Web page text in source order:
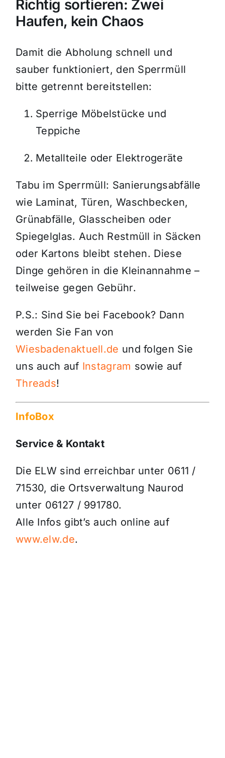
Richtig sortieren: Zwei
Haufen, kein Chaos
Damit die Abholung schnell und
sauber funktioniert, den Sperrmüll
bitte getrennt bereitstellen:
Sperrige Möbelstücke und
Teppiche
Metallteile oder Elektrogeräte
Tabu im Sperrmüll: Sanierungsabfälle
wie Laminat, Türen, Waschbecken,
Grünabfälle, Glasscheiben oder
Spiegelglas. Auch Restmüll in Säcken
oder Kartons bleibt stehen. Diese
Dinge gehören in die Kleinannahme –
teilweise gegen Gebühr.
P.S.: Sind Sie bei Facebook? Dann
werden Sie Fan von
Wiesbadenaktuell.de und folgen Sie
uns auch auf Instagram sowie auf
Threads!
InfoBox
Service & Kontakt
Die ELW sind erreichbar unter 0611 /
71530, die Ortsverwaltung Naurod
unter 06127 / 991780.
Alle Infos gibt’s auch online auf
www.elw.de.